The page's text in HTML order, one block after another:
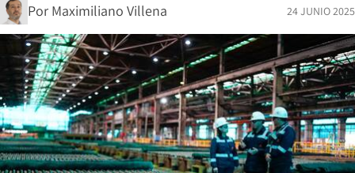
Por Maximiliano Villena 24 JUNIO 2025